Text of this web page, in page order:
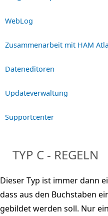
WebLog
Zusammenarbeit mit HAM
Dateneditoren
Updateverwaltung
Supportcenter
TYP C - REGELN
Dieser Typ ist immer dann
dass aus den Buchstaben
gebildet werden soll. Nur